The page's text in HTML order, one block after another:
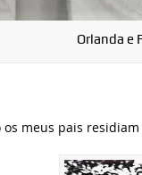
Orlanda e
meus pais